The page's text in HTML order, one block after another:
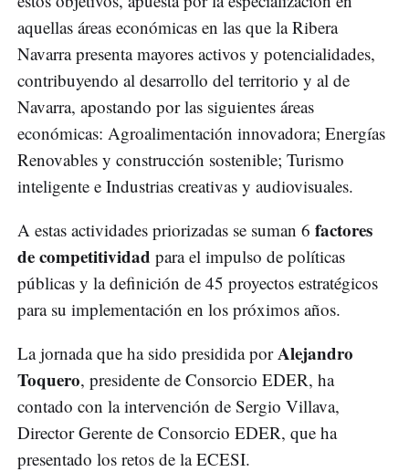
aquellas áreas económicas en las que la Ribera
Navarra presenta mayores activos y potencialidades,
contribuyendo al desarrollo del territorio y al de
Navarra, apostando por las siguientes áreas
económicas: Agroalimentación innovadora; Energías
Renovables y construcción sostenible; Turismo
inteligente e Industrias creativas y audiovisuales.
A estas actividades priorizadas se suman 6 factores
de competitividad para el impulso de políticas
públicas y la definición de 45 proyectos estratégicos
para su implementación en los próximos años.
La jornada que ha sido presidida porAlejandro
Toquero, presidente de Consorcio EDER, ha
contado con la intervención de Sergio Villava,
Director Gerente de Consorcio EDER, que ha
presentado los retos de la ECESI.